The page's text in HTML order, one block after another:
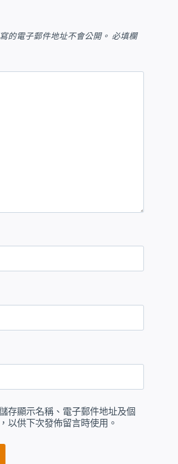
的電子郵件地址不會公開。 必填欄
存顯示名稱、電子郵件地址及個
以供下次發佈留言時使用。